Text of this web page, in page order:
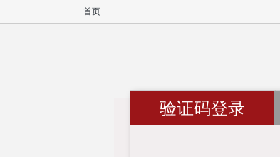
首页
验证码登录